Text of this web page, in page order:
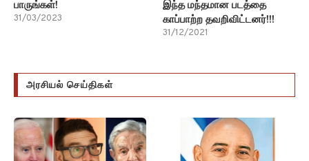
பாருங்கள்!
31/03/2023
இந்த மந்தமான படத்தை
காப்பாற்ற தவறிவிட்டனர்!!!
31/12/2021
அரசியல் செய்திகள்